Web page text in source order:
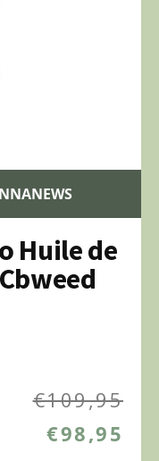
Huile de
€109,95
€98,95